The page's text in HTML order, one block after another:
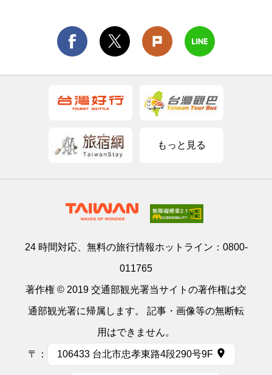
もっと見る
24 時間対応、無料の旅行情報ホットライン： 0800-
011765
著作権 © 2019 交通部観光署当サイトの著作権は交
通部観光署に帰属します。 記事・画像等の無断転
用はできません。
〒： 106433 台北市忠孝東路4段290号9F